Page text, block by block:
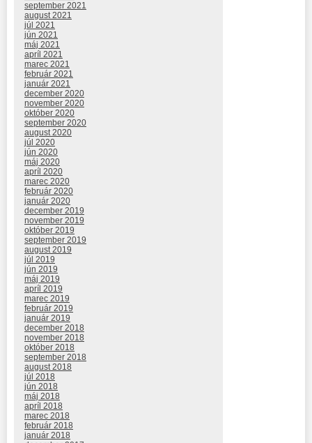
september 2021
august 2021
júl 2021
jún 2021
máj 2021
apríl 2021
marec 2021
február 2021
január 2021
december 2020
november 2020
október 2020
september 2020
august 2020
júl 2020
jún 2020
máj 2020
apríl 2020
marec 2020
február 2020
január 2020
december 2019
november 2019
október 2019
september 2019
august 2019
júl 2019
jún 2019
máj 2019
apríl 2019
marec 2019
február 2019
január 2019
december 2018
november 2018
október 2018
september 2018
august 2018
júl 2018
jún 2018
máj 2018
apríl 2018
marec 2018
február 2018
január 2018